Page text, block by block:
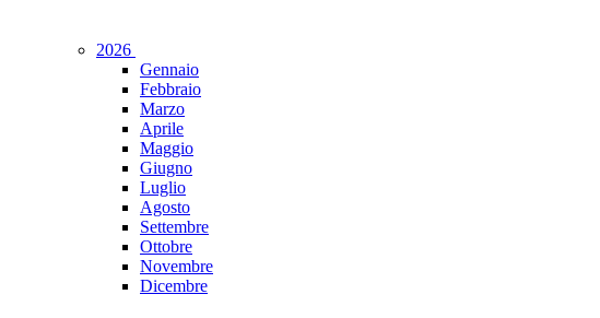
2026
Gennaio
Febbraio
Marzo
Aprile
Maggio
Giugno
Luglio
Agosto
Settembre
Ottobre
Novembre
Dicembre